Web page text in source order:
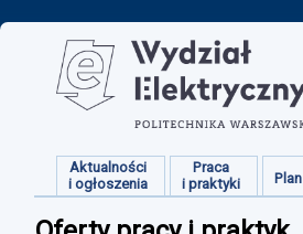
Aktualności
i ogłoszenia
Praca
i praktyki
Plan